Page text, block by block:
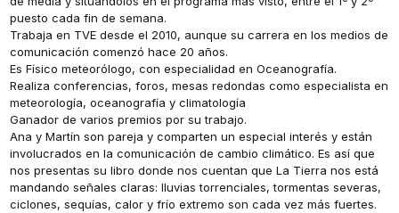
puesto cada fin de semana.
Trabaja en TVE desde el 2010, aunque su carrera en los medios de
comunicación comenzó hace 20 años.
Es Físico meteorólogo, con especialidad en Oceanografía.
Realiza conferencias, foros, mesas redondas como especialista en
meteorología, oceanografía y climatología
Ganador de varios premios por su trabajo.
Ana y Martín son pareja y comparten un especial interés y están
involucrados en la comunicación de cambio climático. Es así que
nos presentas su libro donde nos cuentan que La Tierra nos está
mandando señales claras: lluvias torrenciales, tormentas severas,
ciclones, sequías, calor y frío extremo son cada vez más fuertes.